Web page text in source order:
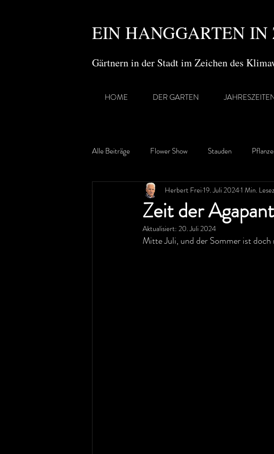
EIN HANGGARTEN IN
Gärtnern in der Stadt im Zeichen des
HOME DER GARTEN
Alle Beiträge Flower Show Stauden
Gartenreisen
Zeit der
Herbert Frei 19. Juli 20241 Min.
Aktualisiert: 20. Juli 2024
Mitte Juli, und der Sommer ist